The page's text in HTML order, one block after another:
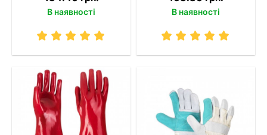
В наявності В наявності